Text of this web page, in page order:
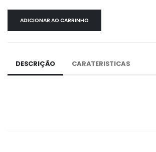
ADICIONAR AO CARRINHO
DESCRIÇÃO CARATERISTICAS